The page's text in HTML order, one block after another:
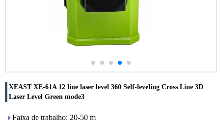
XEAST XE-61A 12 line laser level 360 Self-leveling Cross Line 3D
Laser Level Green mode3
Faixa de trabalho: 20-50 m